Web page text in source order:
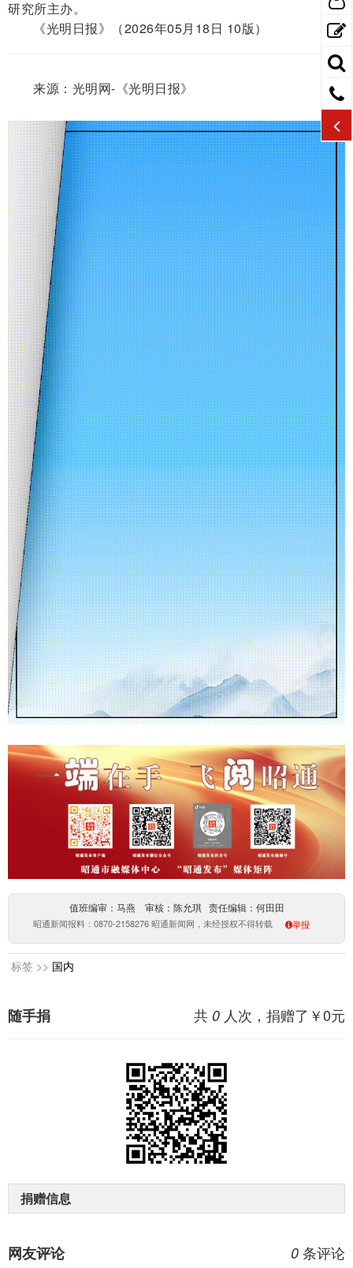
研究所主办。
《光明日报》（2026年05月18日 10版）
来源：光明网-《光明日报》
值班编审：马燕 审核：陈允琪 责任编辑：何田田
昭通新闻报料：0870-2158276 昭通新闻网，未经授权不得转载 举报
标签 >> 国内
共 0 人次，捐赠了￥0元
随手捐
捐赠信息
0 条评论
网友评论